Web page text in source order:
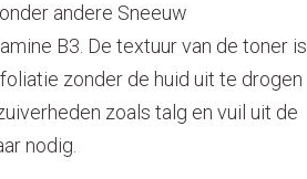
andere Sneeuw
B3. De textuur van de toner is
zonder de huid uit te drogen
zoals talg en vuil uit de
nodig.